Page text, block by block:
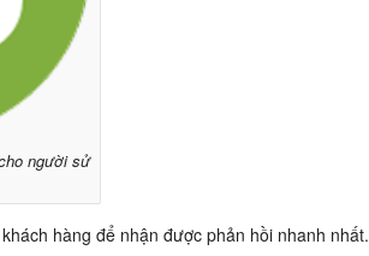
người sử
hàng để nhận được phản hồi nhanh nhất.